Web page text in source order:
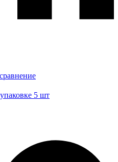
5 шт